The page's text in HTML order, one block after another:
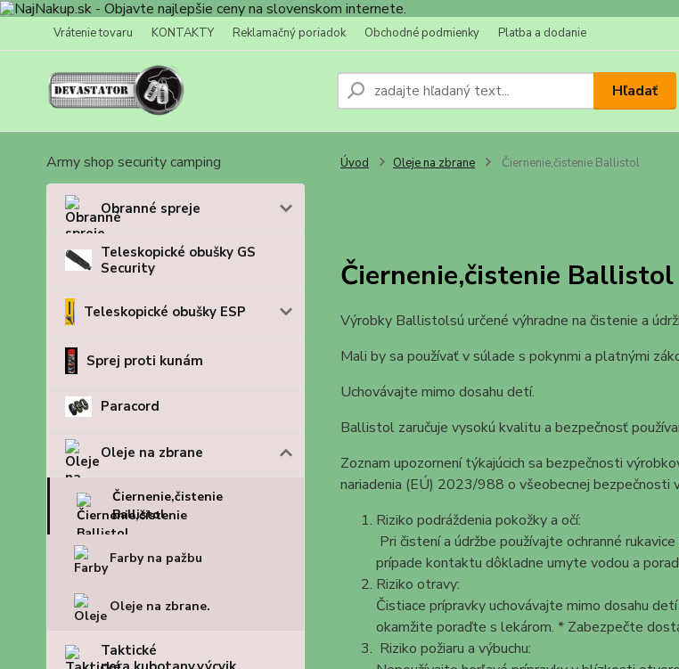
Vrátenie tovaru KONTAKTY Reklamačný poriadok Obchodné podmienky Platba a dodanie
Hľadať
Army shop security camping
Obranné spreje
Teleskopické obušky GS
Security
Teleskopické obušky ESP
Sprej proti kunám
Paracord
Oleje na zbrane
Čiernenie,čistenie
Ballistol
Farby na pažbu
Oleje na zbrane.
Taktické
Úvod Oleje na zbrane Čiernenie,čistenie Ballistol
Čiernenie,čistenie Ballistol
Výrobky Ballistolsú určené výhradne na čistenie a
Mali by sa používať v súlade s pokynmi a platnými
Uchovávajte mimo dosahu detí.
Ballistol zaručuje vysokú kvalitu a bezpečnosť
Zoznam upozornení týkajúcich sa bezpečnosti
nariadenia (EÚ) 2023/988 o všeobecnej bezpečnosti
Riziko podráždenia pokožky a očí:
Pri čistení a údržbe používajte ochranné
prípade kontaktu dôkladne umyte vodou a
Riziko otravy:
Čistiace prípravky uchovávajte mimo dosahu
okamžite poraďte s lekárom. * Zabezpečte
Riziko požiaru a výbuchu: